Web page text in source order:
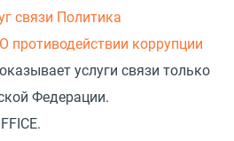
связи Политика
О противодействии коррупции
услуги связи только
Федерации.